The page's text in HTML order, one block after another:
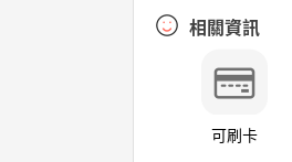
相關資訊
可刷卡